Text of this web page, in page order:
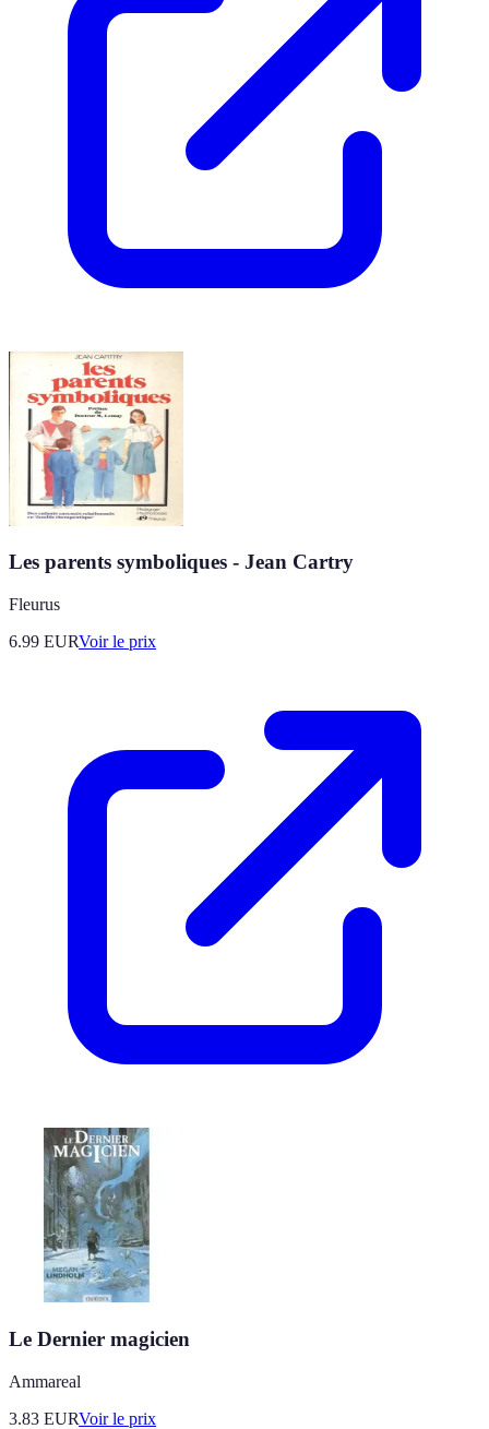
Les parents symboliques - Jean Cartry
Fleurus
6.99 EURVoir le prix
Le Dernier magicien
Ammareal
3.83 EURVoir le prix